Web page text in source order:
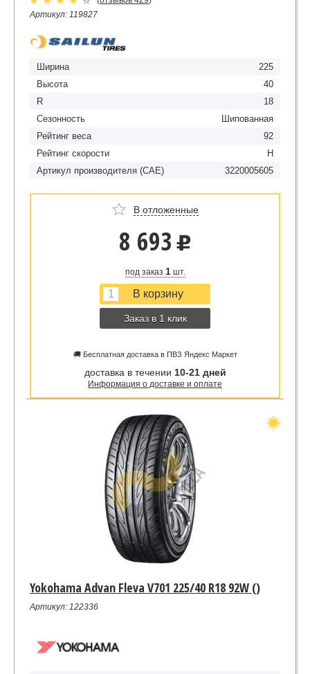
Артикул: 119827
Ширина
225
Высота
40
R
18
Сезонность
Шипованная
Рейтинг веса
92
Рейтинг скорости
H
Артикул производителя (CAE)
3220005605
В отложенные
8 693 u
под заказ 1шт.
Заказ в 1 клик
🚚 Бесплатная доставка в ПВЗ Яндекс Маркет
доставка в течении 10-21 дней
Информация о доставке и оплате
Yokohama Advan Fleva V701 225/40 R18 92W ()
Артикул: 122336